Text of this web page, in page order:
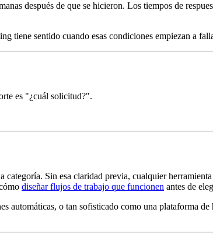
después de que se hicieron. Los tiempos de
tiene sentido cuando esas condiciones empiezan a
es "¿cuál solicitud?".
categoría. Sin esa claridad previa, cualquier
diseñar flujos de trabajo que funcionen antes de
automáticas, o tan sofisticado como una plataforma de